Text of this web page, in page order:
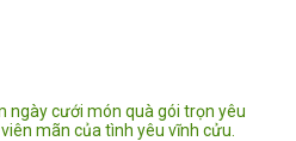
ngày cưới món quà gói trọn yêu
mãn của tình yêu vĩnh cửu.